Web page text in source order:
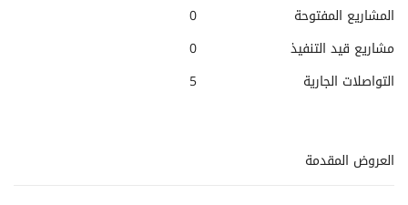
المشاريع المفتوحة
0
مشاريع قيد التنفيذ
0
التواصلات الجارية
5
العروض المقدمة